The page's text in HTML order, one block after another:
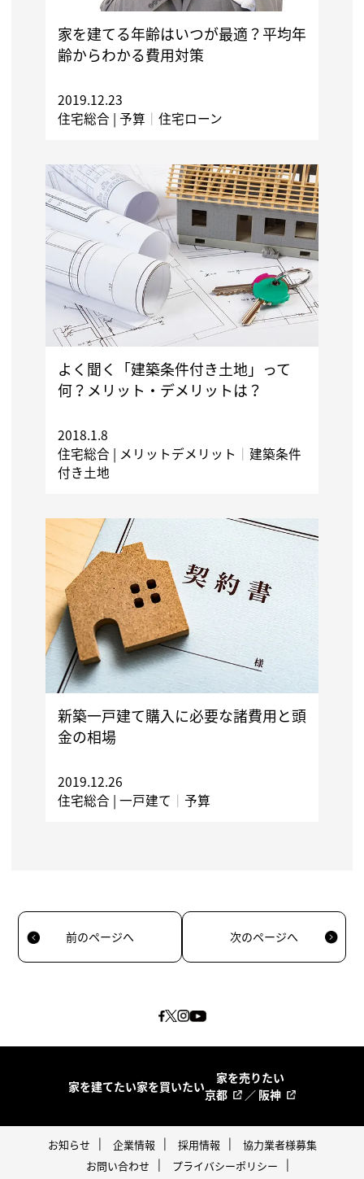
家を建てる年齢はいつが最適？平均年
齢からわかる費用対策
2019.12.23
住宅総合 | 予算 ｜ 住宅ローン
よく聞く「建築条件付き土地」って
何？メリット・デメリットは？
2018.1.8
住宅総合 | メリットデメリット ｜ 建築条件
付き土地
新築一戸建て購入に必要な諸費用と頭
金の相場
2019.12.26
住宅総合 | 一戸建て ｜ 予算
前のページへ 次のページへ
家を建てたい家を買いたい
家を売りたい
京都
／ 阪神
お知らせ 企業情報 採用情報
協力業者様募集
お問い合わせ
プライバシーポリシー